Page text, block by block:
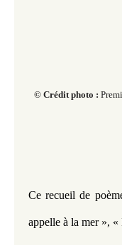
© Crédit photo :
Ce recueil de
appelle à la mer », «